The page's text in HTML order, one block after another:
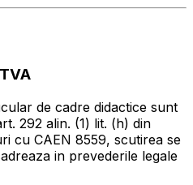
de cadre didactice sunt
292 alin. (1) lit. (h) din
cu CAEN 8559, scutirea se
in prevederile legale